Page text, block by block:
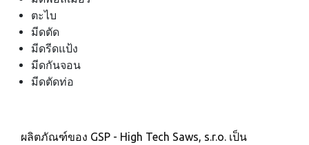
ตะไบ
มีดตัด
มีดรีดแป้ง
มีดกันจอน
มีดตัดท่อ
ผลิตภัณฑ์ของ GSP - High Tech Saws, s.r.o. เป็น